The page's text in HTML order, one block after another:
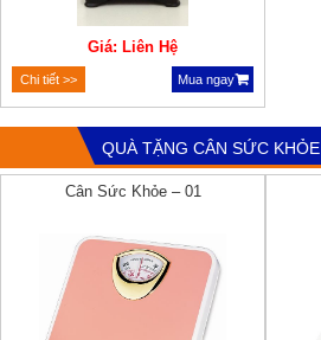
Giá: Liên Hệ
Chi tiết >> Mua ngay
QUÀ TẶNG CÂN SỨC KHỎE
Cân Sức Khỏe – 01